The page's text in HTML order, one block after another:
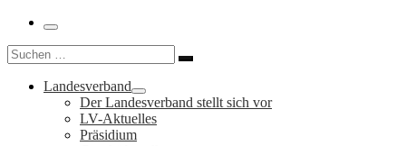
Menü
Suche
Suchen …
Landesverband
Der Landesverband stellt sich vor
LV-Aktuelles
Präsidium